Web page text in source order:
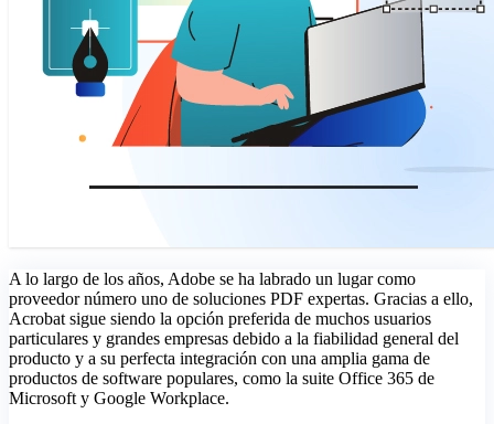
A lo largo de los años, Adobe se ha labrado un lugar como
proveedor número uno de soluciones PDF expertas. Gracias a ello,
Acrobat sigue siendo la opción preferida de muchos usuarios
particulares y grandes empresas debido a la fiabilidad general del
producto y a su perfecta integración con una amplia gama de
productos de software populares, como la suite Office 365 de
Microsoft y Google Workplace.